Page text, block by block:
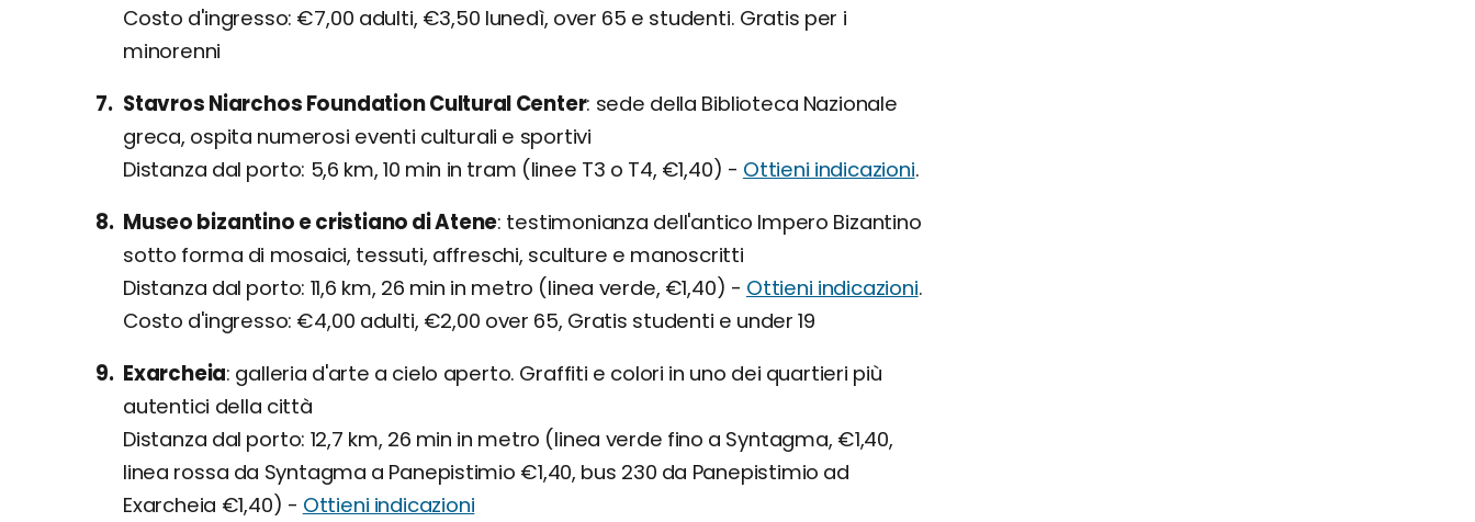
Costo d'ingresso: €7,00 adulti, €3,50 lunedì, over 65 e studenti. Gratis per i
minorenni
Stavros Niarchos Foundation Cultural Center sede della Biblioteca Nazionale
greca, ospita numerosi eventi culturali e sportivi
Distanza dal porto: 5,6 km, 10 min in tram (linee T3 o T4, €1,40) - Ottieni indicazioni.
Museo bizantino e cristiano di Atene testimonianza dell'antico Impero Bizantino
sotto forma di mosaici, tessuti, affreschi, sculture e manoscritti
Distanza dal porto: 11,6 km, 26 min in metro (linea verde, €1,40) - Ottieni indicazioni.
Costo d'ingresso: €4,00 adulti, €2,00 over 65, Gratis studenti e under 19
Exarcheia galleria d'arte a cielo aperto. Graffiti e colori in uno dei quartieri più
autentici della città
Distanza dal porto: 12,7 km, 26 min in metro (linea verde fino a Syntagma, €1,40,
linea rossa da Syntagma a Panepistimio €1,40, bus 230 da Panepistimio ad
Exarcheia €1,40) - Ottieni indicazioni